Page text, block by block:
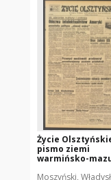
Życie
pismo ziemi
warmińsko-
Moszyński,